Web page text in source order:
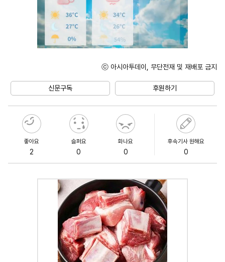
ⓒ 아시아투데이, 무단전재 및 재배포 금지
신문구독 후원하기
좋아요
2
슬퍼요
0
화나요
0
후속기사 원해요
0